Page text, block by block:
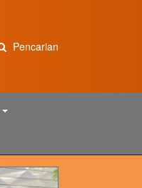
Pencarian